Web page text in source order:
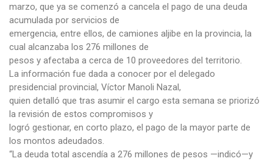
marzo, que ya se comenzó a cancela el pago de una deuda
acumulada por servicios de
emergencia, entre ellos, de camiones aljibe en la provincia, la
cual alcanzaba los 276 millones de
pesos y afectaba a cerca de 10 proveedores del territorio.
La información fue dada a conocer por el delegado
presidencial provincial, Víctor Manoli Nazal,
quien detalló que tras asumir el cargo esta semana se priorizó
la revisión de estos compromisos y
logró gestionar, en corto plazo, el pago de la mayor parte de
los montos adeudados.
“La deuda total ascendía a 276 millones de pesos —indicó—y